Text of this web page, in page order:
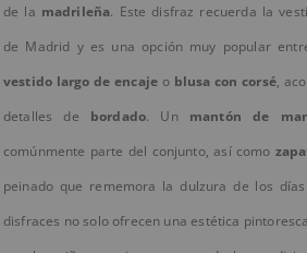
de la madrileña. Este disfraz recuerda la
de Madrid y es una opción muy popular
vestido largo de encaje o blusa con corsé,
detalles de bordado. Un mantón de
comúnmente parte del conjunto, así como
peinado que rememora la dulzura de los
disfraces no solo ofrecen una estética